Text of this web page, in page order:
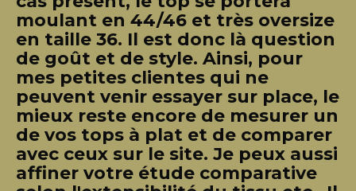
moulant en 44/46 et très oversize
en taille 36. Il est donc là question
de goût et de style. Ainsi, pour
mes petites clientes qui ne
peuvent venir essayer sur place, le
mieux reste encore de mesurer un
de vos tops à plat et de comparer
avec ceux sur le site. Je peux aussi
affiner votre étude comparative